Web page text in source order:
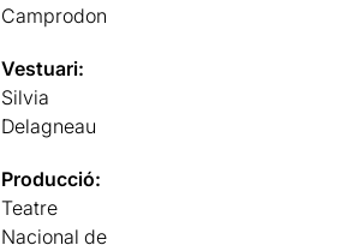
Camprodon
Vestuari:
Silvia
Delagneau
Producció:
Teatre
Nacional de